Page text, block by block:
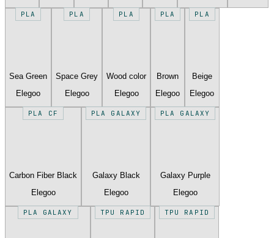
PLA
Sea Green
Elegoo
PLA
Space Grey
Elegoo
PLA
Wood color
Elegoo
PLA
Brown
Elegoo
PLA
Beige
Elegoo
PLA CF
Carbon Fiber Black
Elegoo
PLA GALAXY
Galaxy Black
Elegoo
PLA GALAXY
Galaxy Purple
Elegoo
PLA GALAXY TPU RAPID TPU RAPID